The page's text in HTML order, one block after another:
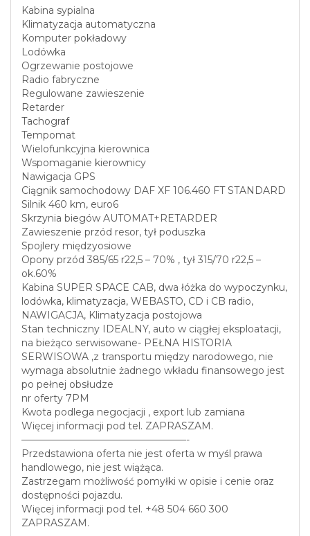
Kabina sypialna
Klimatyzacja automatyczna
Komputer pokładowy
Lodówka
Ogrzewanie postojowe
Radio fabryczne
Regulowane zawieszenie
Retarder
Tachograf
Tempomat
Wielofunkcyjna kierownica
Wspomaganie kierownicy
Nawigacja GPS
Ciągnik samochodowy DAF XF 106.460 FT STANDARD
Silnik 460 km, euro6
Skrzynia biegów AUTOMAT+RETARDER
Zawieszenie przód resor, tył poduszka
Spojlery międzyosiowe
Opony przód 385/65 r22,5 – 70% , tył 315/70 r22,5 –
ok.60%
Kabina SUPER SPACE CAB, dwa łóżka do wypoczynku,
lodówka, klimatyzacja, WEBASTO, CD i CB radio,
NAWIGACJA, Klimatyzacja postojowa
Stan techniczny IDEALNY, auto w ciągłej eksploatacji,
na bieżąco serwisowane- PEŁNA HISTORIA
SERWISOWA ,z transportu między narodowego, nie
wymaga absolutnie żadnego wkładu finansowego jest
po pełnej obsłudze
nr oferty 7PM
Kwota podlega negocjacji , export lub zamiana
Więcej informacji pod tel. ZAPRASZAM.
—————————————————-
Przedstawiona oferta nie jest oferta w myśl prawa
handlowego, nie jest wiążąca.
Zastrzegam możliwość pomyłki w opisie i cenie oraz
dostępności pojazdu.
Więcej informacji pod tel. +48 504 660 300
ZAPRASZAM.